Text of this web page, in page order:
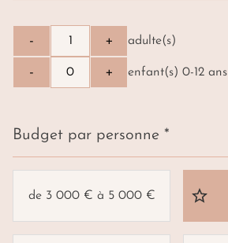
- + adulte(s)
- + enfant(s) 0-12 ans
Budget par personne *
de 3 000 € à 5 000 €